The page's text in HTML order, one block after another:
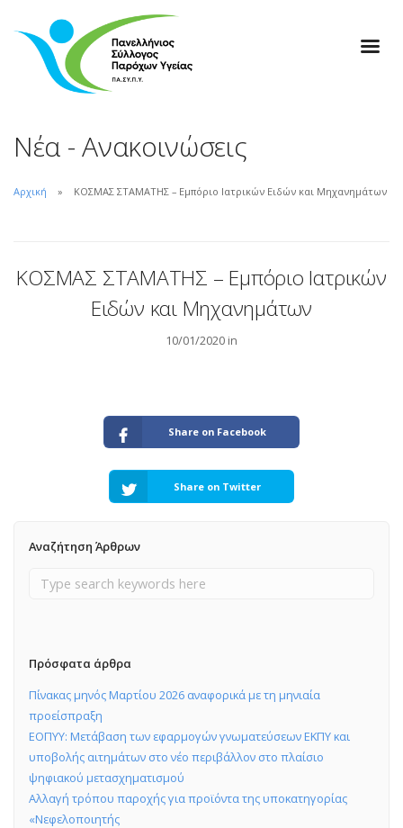
Νέα - Ανακοινώσεις
Αρχική ΚΟΣΜΑΣ ΣΤΑΜΑΤΗΣ – Εμπόριο Ιατρικών Ειδών και Μηχανημάτων
ΚΟΣΜΑΣ ΣΤΑΜΑΤΗΣ – Εμπόριο Ιατρικών
Ειδών και Μηχανημάτων
10/01/2020 in
Share on Facebook
Share on Twitter
Αναζήτηση Άρθρων
Πρόσφατα άρθρα
Πίνακας μηνός Μαρτίου 2026 αναφορικά με τη μηνιαία
προείσπραξη
ΕΟΠΥΥ: Μετάβαση των εφαρμογών γνωματεύσεων ΕΚΠΥ και
υποβολής αιτημάτων στο νέο περιβάλλον στο πλαίσιο
ψηφιακού μετασχηματισμού
Αλλαγή τρόπου παροχής για προϊόντα της υποκατηγορίας
«Νεφελοποιητής